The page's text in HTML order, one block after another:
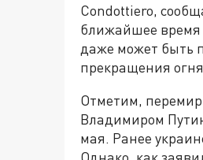
Condottiero,
ближайшее время
даже может быть
прекращения
Отметим,
Владимиром
мая. Ранее